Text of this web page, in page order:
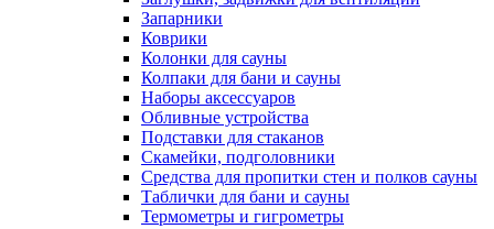
Запарники
Коврики
Колонки для сауны
Колпаки для бани и сауны
Наборы аксессуаров
Обливные устройства
Подставки для стаканов
Скамейки, подголовники
Средства для пропитки стен и полков сауны
Таблички для бани и сауны
Термометры и гигрометры